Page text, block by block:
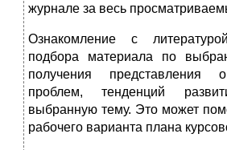
журнале за весь
Ознакомление с
подбора материала по
получения представления
проблем, тенденций
выбранную тему. Это может
рабочего варианта плана